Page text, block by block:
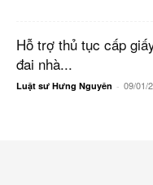
Hỗ trợ thủ tục cấp
đai nhà...
Luật sư Hưng Nguyên - 09/01/